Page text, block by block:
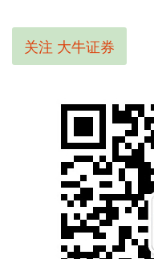
关注 大牛证券